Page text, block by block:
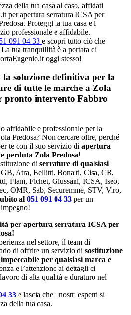
della tua casa al caso, affidati
per apertura serratura ICSA per
Proteggi la tua casa e i
professionale e affidabile.
091 04 33 e scopri tutto ciò che
tua tranquillità è a portata di
oggi stesso!
soluzione definitiva per la
di tutte le marche a Zola
pronto intervento Fabbro
affidabile e professionale per la
Predosa? Non cercare oltre, perché
te con il suo servizio di apertura
perduta Zola Predosa!
di serrature di qualsiasi
Atra, Bellitti, Bonaiti, Cisa, CR,
Fiam, Fichet, Giussani, ICSA, Iseo,
OMR, Sab, Securemme, STV, Viro,
al 051 091 04 33 per un
per apertura serratura ICSA per
nel settore, il team di
di offrire un servizio di sostituzione
per qualsiasi marca e
e l’attenzione ai dettagli ci
di alta qualità e duraturo nel
33 e lascia che i nostri esperti si
della tua casa.